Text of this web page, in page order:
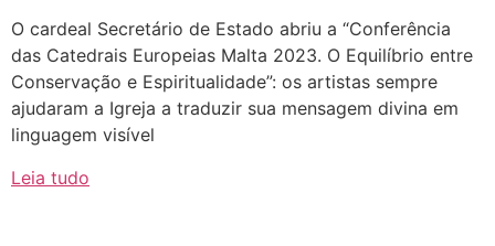
O cardeal Secretário de Estado abriu a “Conferência
das Catedrais Europeias Malta 2023. O Equilíbrio entre
Conservação e Espiritualidade”: os artistas sempre
ajudaram a Igreja a traduzir sua mensagem divina em
linguagem visível
Leia tudo